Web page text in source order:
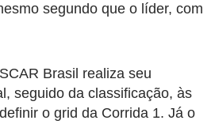
segundo que o líder, com
Brasil realiza seu
seguido da classificação, às
o grid da Corrida 1. Já o